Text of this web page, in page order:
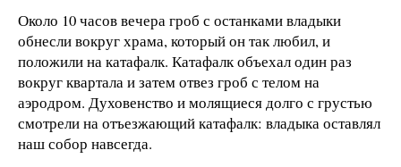
Около 10 часов вечера гроб с останками владыки
обнесли вокруг храма, который он так любил, и
положили на катафалк. Катафалк объехал один раз
вокруг квартала и затем отвез гроб с телом на
аэродром. Духовенство и молящиеся долго с грустью
смотрели на отъезжающий катафалк: владыка оставлял
наш собор навсегда.